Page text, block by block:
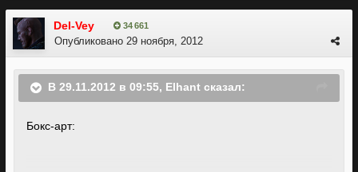
Del-Vey 34 661
Опубликовано 29 ноября, 2012
В 29.11.2012 в 09:55, Elhant сказал:
Бокс-арт: